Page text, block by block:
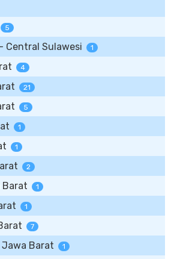
5
Central Sulawesi 1
4
21
5
1
1
2
Barat 1
1
7
Barat 1